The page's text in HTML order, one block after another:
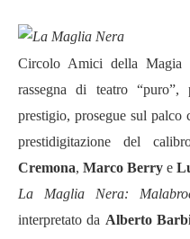
Circolo Amici della
rassegna di teatro
prestigio, prosegue sul palco
prestidigitazione del
Cremona, Marco Berry e
La Maglia Nera:
interpretato da Alberto